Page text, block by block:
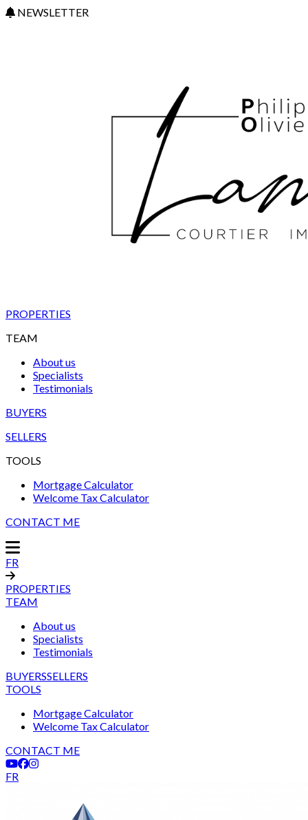
NEWSLETTER
PROPERTIES
TEAM
About us
Specialists
Testimonials
BUYERS
SELLERS
TOOLS
Mortgage Calculator
Welcome Tax Calculator
CONTACT ME
FR
PROPERTIES
TEAM
About us
Specialists
Testimonials
BUYERSSELLERS
TOOLS
Mortgage Calculator
Welcome Tax Calculator
CONTACT ME
FR